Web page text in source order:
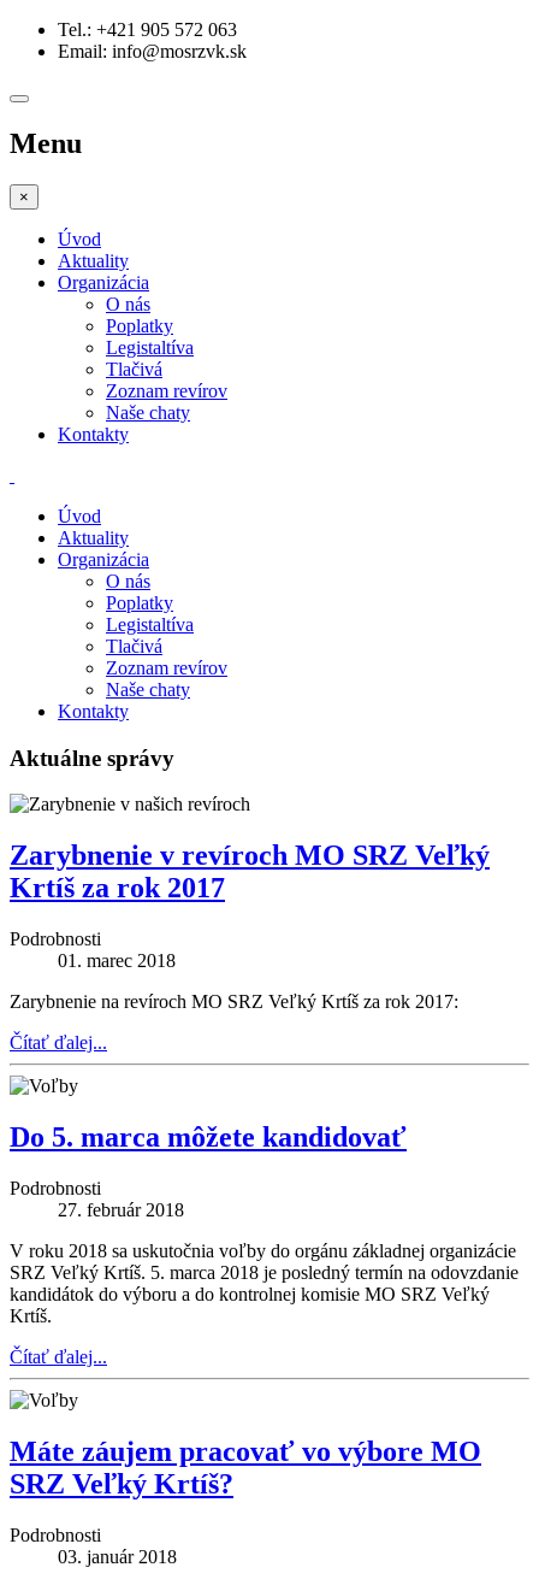
Tel.: +421 905 572 063
Email: info@mosrzvk.sk
Menu
×
Úvod
Aktuality
Organizácia
O nás
Poplatky
Legistaltíva
Tlačivá
Zoznam revírov
Naše chaty
Kontakty
Úvod
Aktuality
Organizácia
O nás
Poplatky
Legistaltíva
Tlačivá
Zoznam revírov
Naše chaty
Kontakty
Aktuálne správy
Zarybnenie v revíroch MO SRZ Veľký
Krtíš za rok 2017
Podrobnosti
01. marec 2018
Zarybnenie na revíroch MO SRZ Veľký Krtíš za rok 2017:
Čítať ďalej...
Do 5. marca môžete kandidovať
Podrobnosti
27. február 2018
V roku 2018 sa uskutočnia voľby do orgánu základnej organizácie
SRZ Veľký Krtíš. 5. marca 2018 je posledný termín na odovzdanie
kandidátok do výboru a do kontrolnej komisie MO SRZ Veľký
Krtíš.
Čítať ďalej...
Máte záujem pracovať vo výbore MO
SRZ Veľký Krtíš?
Podrobnosti
03. január 2018